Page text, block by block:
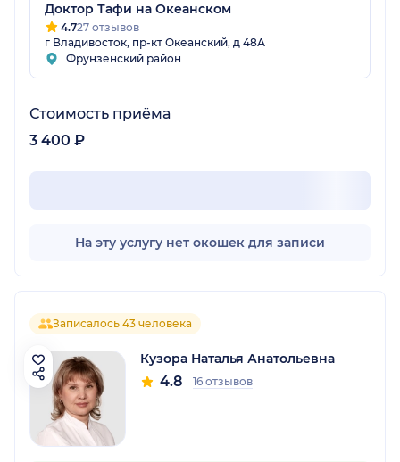
Доктор Тафи на Океанском
4.727 отзывов
г Владивосток, пр-кт Океанский, д 48А
Фрунзенский район
Стоимость приёма
3 400 ₽
На эту услугу нет окошек для записи
Записалось 43 человека
Кузора Наталья Анатольевна
4.8 16 отзывов